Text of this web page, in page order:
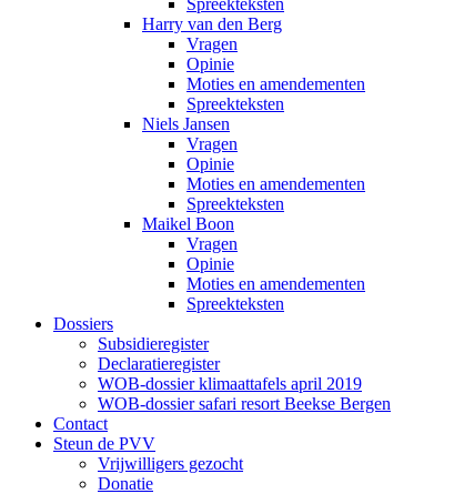
Spreekteksten
Harry van den Berg
Vragen
Opinie
Moties en amendementen
Spreekteksten
Niels Jansen
Vragen
Opinie
Moties en amendementen
Spreekteksten
Maikel Boon
Vragen
Opinie
Moties en amendementen
Spreekteksten
Dossiers
Subsidieregister
Declaratieregister
WOB-dossier klimaattafels april 2019
WOB-dossier safari resort Beekse Bergen
Contact
Steun de PVV
Vrijwilligers gezocht
Donatie